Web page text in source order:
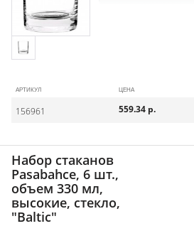
АРТИКУЛ ЦЕНА
156961 559.34 р.
Набор стаканов
Pasabahce, 6 шт.,
объем 330 мл,
высокие, стекло,
"Baltic"